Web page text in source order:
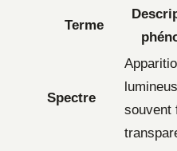
Terme
Spectre
souvent